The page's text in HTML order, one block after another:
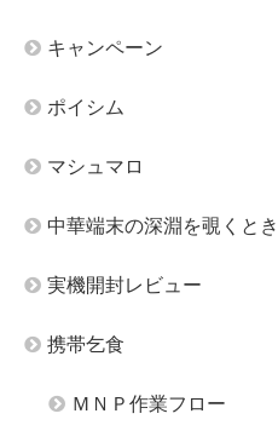
キャンペーン
ポイシム
マシュマロ
中華端末の深淵を覗くとき
実機開封レビュー
携帯乞食
ＭＮＰ作業フロー